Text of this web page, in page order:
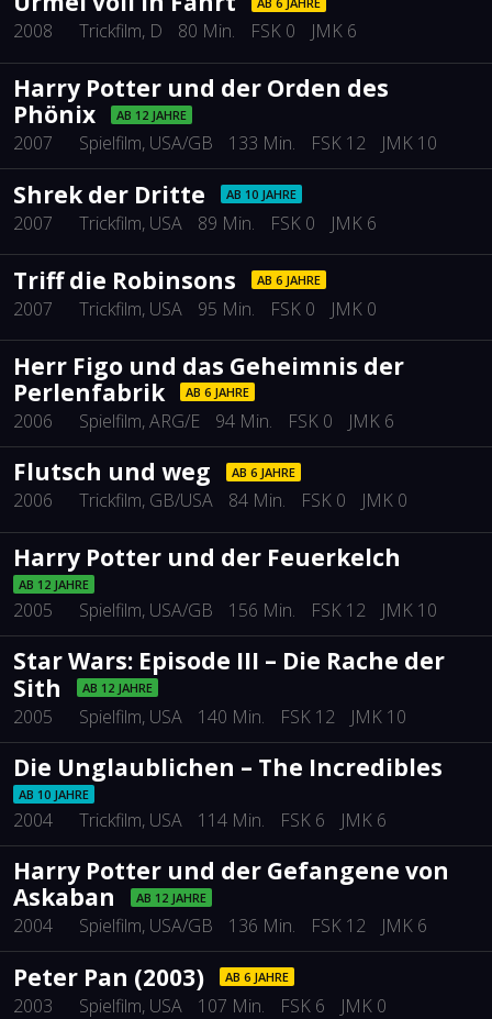
2008 Trickfilm, D 80 Min. FSK 0 JMK 6
Harry Potter und der Orden des
Phönix
AB 12 JAHRE
2007 Spielfilm, USA/GB 133 Min. FSK 12 JMK 10
Shrek der Dritte AB 10 JAHRE
2007 Trickfilm, USA 89 Min. FSK 0 JMK 6
Triff die Robinsons AB 6 JAHRE
2007 Trickfilm, USA 95 Min. FSK 0 JMK 0
Herr Figo und das Geheimnis der
Perlenfabrik
AB 6 JAHRE
2006 Spielfilm, ARG/E 94 Min. FSK 0 JMK 6
Flutsch und weg AB 6 JAHRE
2006 Trickfilm, GB/USA 84 Min. FSK 0 JMK 0
Harry Potter und der Feuerkelch
AB 12 JAHRE
2005 Spielfilm, USA/GB 156 Min. FSK 12 JMK 10
Star Wars: Episode III – Die Rache der
Sith
AB 12 JAHRE
2005 Spielfilm, USA 140 Min. FSK 12 JMK 10
Die Unglaublichen – The Incredibles
AB 10 JAHRE
2004 Trickfilm, USA 114 Min. FSK 6 JMK 6
Harry Potter und der Gefangene von
Askaban
AB 12 JAHRE
2004 Spielfilm, USA/GB 136 Min. FSK 12 JMK 6
Peter Pan (2003) AB 6 JAHRE
2003 Spielfilm, USA 107 Min. FSK 6 JMK 0